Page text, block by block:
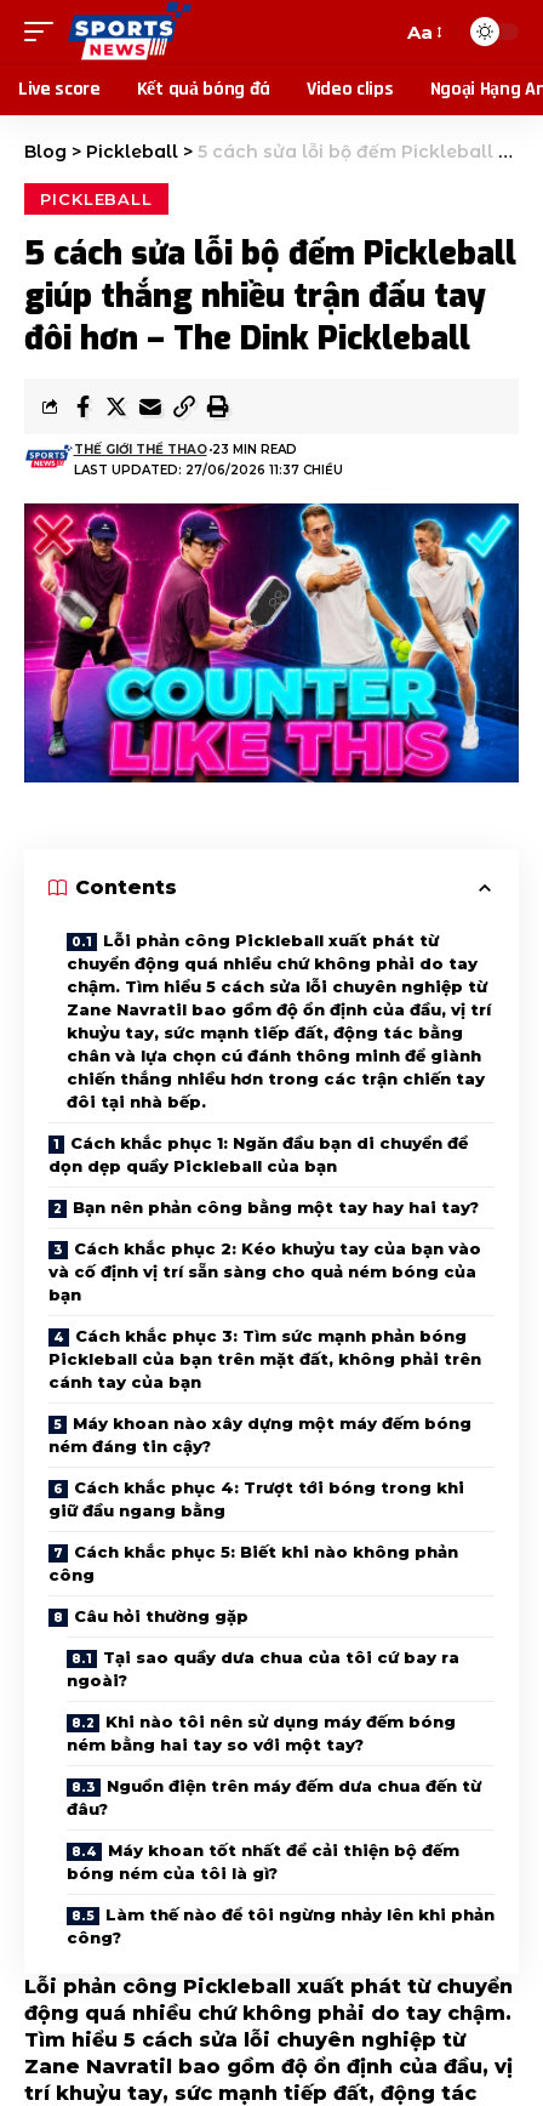
Aa
Live score Kết quả bóng đá Video clips Ngoại Hạng
Blog > Pickleball > 5 cách sửa lỗi bộ đếm Pickleball giúp thắng nhiều trận đấu tay đôi hơn – The Dink Pickleball
PICKLEBALL
5 cách sửa lỗi bộ đếm Pickleball
giúp thắng nhiều trận đấu tay
đôi hơn – The Dink Pickleball
LAST UPDATED: 27/06/2026 11:37 CHIỀU
THẾ GIỚI THỂ THAO 23 MIN READ
Contents
Lỗi phản công Pickleball xuất phát từ
chuyển động quá nhiều chứ không phải do tay
chậm. Tìm hiểu 5 cách sửa lỗi chuyên nghiệp từ
Zane Navratil bao gồm độ ổn định của đầu, vị trí
khuỷu tay, sức mạnh tiếp đất, động tác bằng
chân và lựa chọn cú đánh thông minh để giành
chiến thắng nhiều hơn trong các trận chiến tay
đôi tại nhà bếp.
Cách khắc phục 1: Ngăn đầu bạn di chuyển để
dọn dẹp quầy Pickleball của bạn
Bạn nên phản công bằng một tay hay hai tay?
Cách khắc phục 2: Kéo khuỷu tay của bạn vào
và cố định vị trí sẵn sàng cho quả ném bóng của
bạn
Cách khắc phục 3: Tìm sức mạnh phản bóng
Pickleball của bạn trên mặt đất, không phải trên
cánh tay của bạn
Máy khoan nào xây dựng một máy đếm bóng
ném đáng tin cậy?
Cách khắc phục 4: Trượt tới bóng trong khi
giữ đầu ngang bằng
Cách khắc phục 5: Biết khi nào không phản
công
Câu hỏi thường gặp
Tại sao quầy dưa chua của tôi cứ bay ra
ngoài?
Khi nào tôi nên sử dụng máy đếm bóng
ném bằng hai tay so với một tay?
Nguồn điện trên máy đếm dưa chua đến từ
đâu?
Máy khoan tốt nhất để cải thiện bộ đếm
bóng ném của tôi là gì?
Làm thế nào để tôi ngừng nhảy lên khi phản
công?
Lỗi phản công Pickleball xuất phát từ chuyển
động quá nhiều chứ không phải do tay chậm.
Tìm hiểu 5 cách sửa lỗi chuyên nghiệp từ
Zane Navratil bao gồm độ ổn định của đầu, vị
trí khuỷu tay, sức mạnh tiếp đất, động tác